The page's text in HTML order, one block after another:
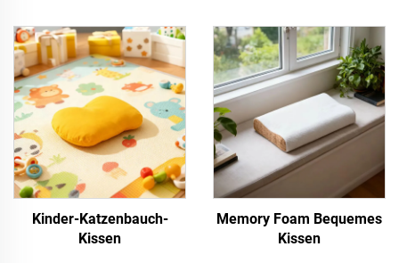
Kinder-Katzenbauch-
Kissen
Memory Foam Bequemes
Kissen